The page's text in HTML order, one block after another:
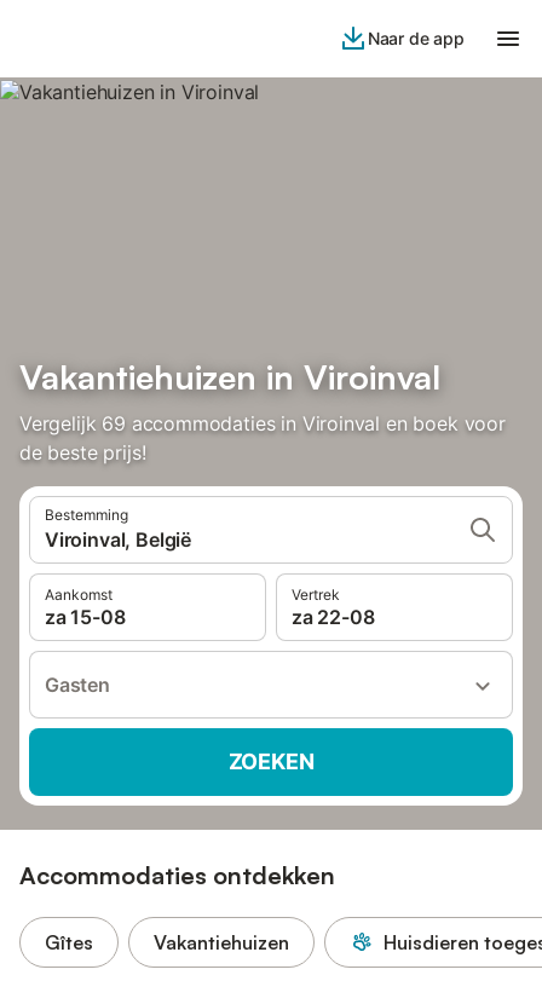
Naar de app
Vakantiehuizen in Viroinval
Vergelijk 69 accommodaties in Viroinval en boek voor
de beste prijs!
Bestemming
Viroinval, België
Aankomst
za 15-08
Vertrek
za 22-08
Gasten
ZOEKEN
Accommodaties ontdekken
Gîtes Vakantiehuizen Huisdieren